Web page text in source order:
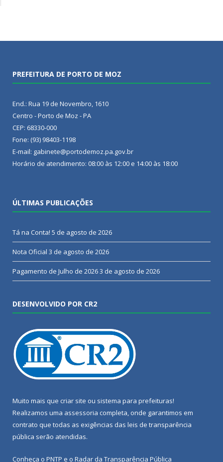
PREFEITURA DE PORTO DE MOZ
End.: Rua 19 de Novembro, 1610
Centro - Porto de Moz - PA
CEP: 68330-000
Fone: (93) 98403-1198
E-mail: gabinete@portodemoz.pa.gov.br
Horário de atendimento: 08:00 às 12:00 e 14:00 às 18:00
ÚLTIMAS PUBLICAÇÕES
Tá na Conta! 5 de agosto de 2026
Nota Oficial 3 de agosto de 2026
Pagamento de Julho de 20263 de agosto de 2026
DESENVOLVIDO POR CR2
Muito mais que criar site ou sistema para prefeituras!
Realizamos uma assessoria completa, onde garantimos em
contrato que todas as exigências das leis de transparência
pública serão atendidas.
Conheça o PNTP e o Radar da Transparência Pública